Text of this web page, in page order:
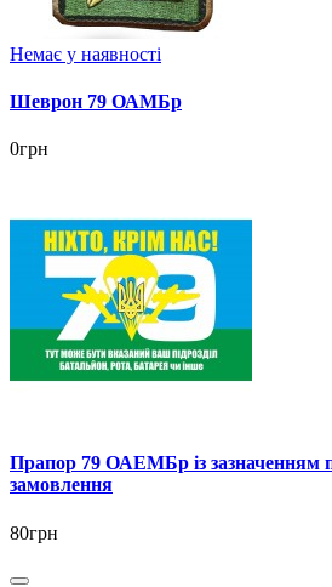
Немає у наявності
Шеврон 79 ОАМБр
0грн
Прапор 79 ОАЕМБр із зазначенням
замовлення
80грн